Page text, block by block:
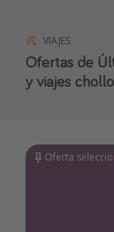
VIAJES
Ofertas de
y viajes chollo
Oferta